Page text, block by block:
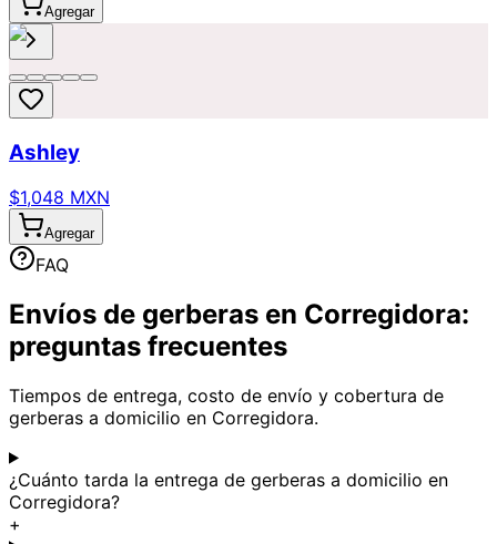
Agregar
Ashley
$1,048 MXN
Agregar
FAQ
Envíos de gerberas en Corregidora:
preguntas frecuentes
Tiempos de entrega, costo de envío y cobertura de
gerberas a domicilio en Corregidora.
¿Cuánto tarda la entrega de gerberas a domicilio en
Corregidora?
+